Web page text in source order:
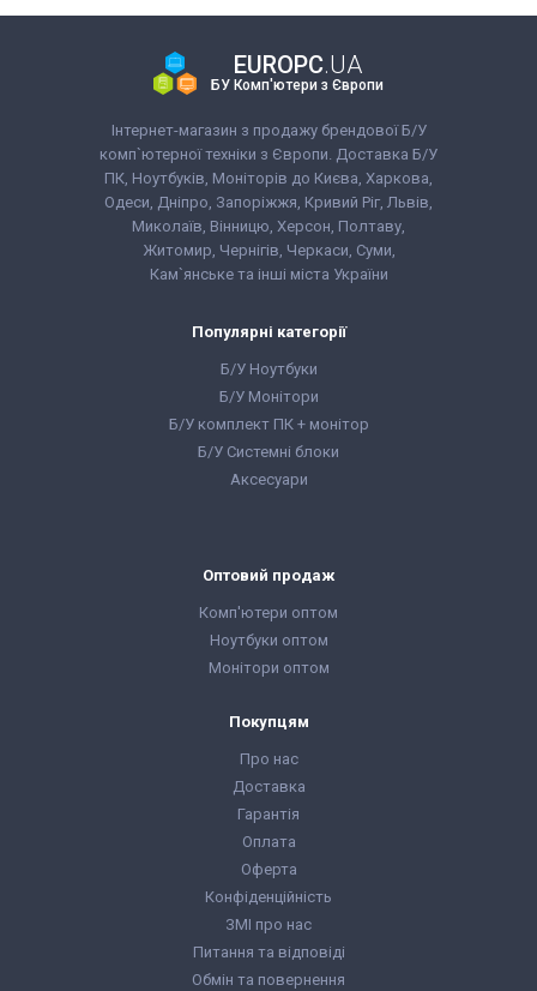
EUROPC.UA
БУ Комп'ютери з Європи
Інтернет-магазин з продажу брендової Б/У
комп`ютерної техніки з Європи. Доставка Б/У
ПК, Ноутбуків, Моніторів до Києва, Харкова,
Одеси, Дніпро, Запоріжжя, Кривий Ріг, Львів,
Миколаїв, Вінницю, Херсон, Полтаву,
Житомир, Чернігів, Черкаси, Суми,
Кам`янське та інші міста України
Популярні категорії
Б/У Ноутбуки
Б/У Монітори
Б/У комплект ПК + монітор
Б/У Системні блоки
Аксесуари
Оптовий продаж
Комп'ютери оптом
Ноутбуки оптом
Монітори оптом
Покупцям
Про нас
Доставка
Гарантія
Оплата
Оферта
Конфіденційність
ЗМІ про нас
Питання та відповіді
Обмін та повернення